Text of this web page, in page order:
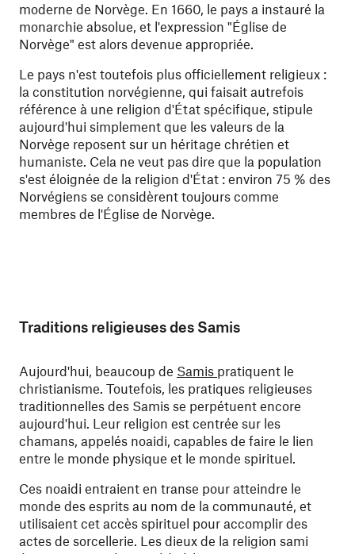
moderne de Norvège. En 1660, le pays a instauré la
monarchie absolue, et l'expression "Église de
Norvège" est alors devenue appropriée.
Le pays n'est toutefois plus officiellement religieux :
la constitution norvégienne, qui faisait autrefois
référence à une religion d'État spécifique, stipule
aujourd'hui simplement que les valeurs de la
Norvège reposent sur un héritage chrétien et
humaniste. Cela ne veut pas dire que la population
s'est éloignée de la religion d'État : environ 75 % des
Norvégiens se considèrent toujours comme
membres de l'Église de Norvège.
Traditions religieuses des Samis
Aujourd'hui, beaucoup de Samis pratiquent le
christianisme. Toutefois, les pratiques religieuses
traditionnelles des Samis se perpétuent encore
aujourd'hui. Leur religion est centrée sur les
chamans, appelés noaidi, capables de faire le lien
entre le monde physique et le monde spirituel.
Ces noaidi entraient en transe pour atteindre le
monde des esprits au nom de la communauté, et
utilisaient cet accès spirituel pour accomplir des
actes de sorcellerie. Les dieux de la religion sami